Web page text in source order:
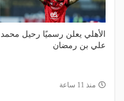
الأهلي يعلن رسميًا رحيل محمد
علي بن رمضان
منذ 11 ساعة